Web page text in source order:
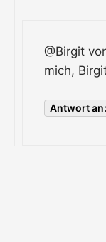
@Birgit
mich,
Antwort